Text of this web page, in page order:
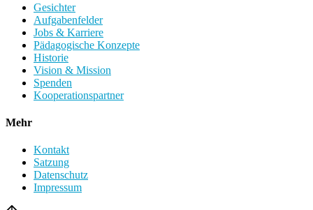
Gesichter
Aufgabenfelder
Jobs & Karriere
Pädagogische Konzepte
Historie
Vision & Mission
Spenden
Kooperationspartner
Mehr
Kontakt
Satzung
Datenschutz
Impressum